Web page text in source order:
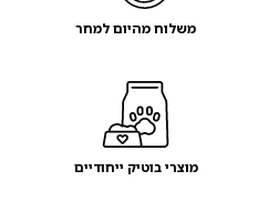
משלוח מהיום למחר
מוצרי בוטיק ייחודיים